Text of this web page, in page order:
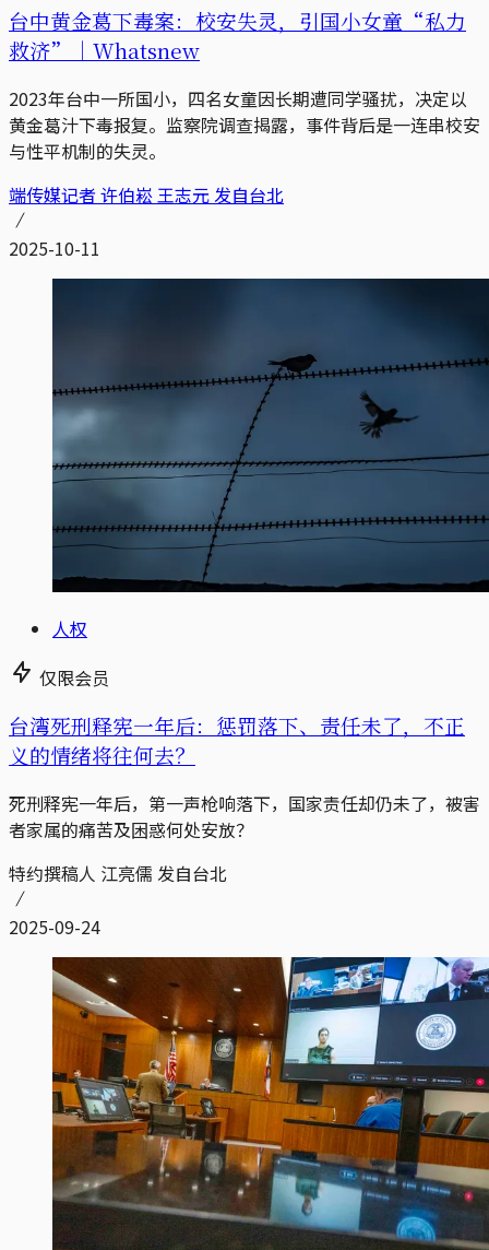
台中黄金葛下毒案：校安失灵，引国小女童“私力
救济”｜Whatsnew
2023年台中一所国小，四名女童因长期遭同学骚扰，决定以
黄金葛汁下毒报复。监察院调查揭露，事件背后是一连串校安
与性平机制的失灵。
端传媒记者 许伯崧 王志元 发自台北
2025-10-11
人权
仅限会员
台湾死刑释宪一年后：惩罚落下、责任未了，不正
义的情绪将往何去？
死刑释宪一年后，第一声枪响落下，国家责任却仍未了，被害
者家属的痛苦及困惑何处安放？
特约撰稿人 江亮儒 发自台北
2025-09-24